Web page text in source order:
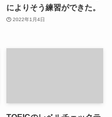
によりそう練習ができた。
2022年1月4日